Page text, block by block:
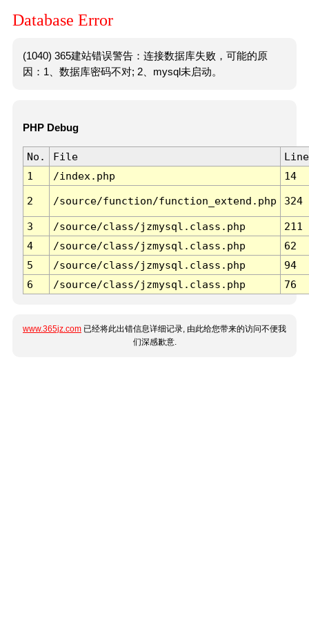
Database Error
(1040) 365建站错误警告：连接数据库失败，可能的原
因：1、数据库密码不对; 2、mysql未启动。
PHP Debug
No. File
Line
1
/index.php 14
2 /source/function/function_extend.php 324
3 /source/class/jzmysql.class.php
211
4
/source/class/jzmysql.class.php
62
5
/source/class/jzmysql.class.php
94
6
/source/class/jzmysql.class.php 76
www.365jz.com 已经将此出错信息详细记录, 由此给您带来的访问不便我
们深感歉意.